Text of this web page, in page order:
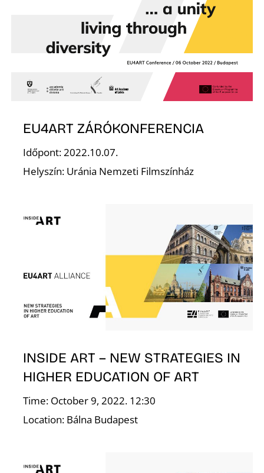
EU4ART ZÁRÓKONFERENCIA
Időpont: 2022.10.07.
Helyszín: Uránia Nemzeti Filmszínház
INSIDE ART – NEW STRATEGIES IN
HIGHER EDUCATION OF ART
Time: October 9, 2022. 12:30
Location: Bálna Budapest